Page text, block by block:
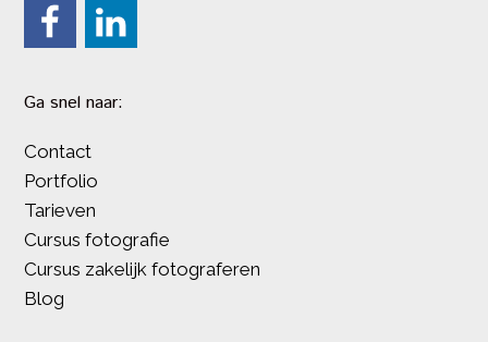
Ga snel naar:
Contact
Portfolio
Tarieven
Cursus fotografie
Cursus zakelijk fotograferen
Blog